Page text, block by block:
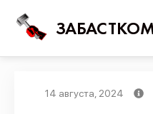
14 августа, 2024